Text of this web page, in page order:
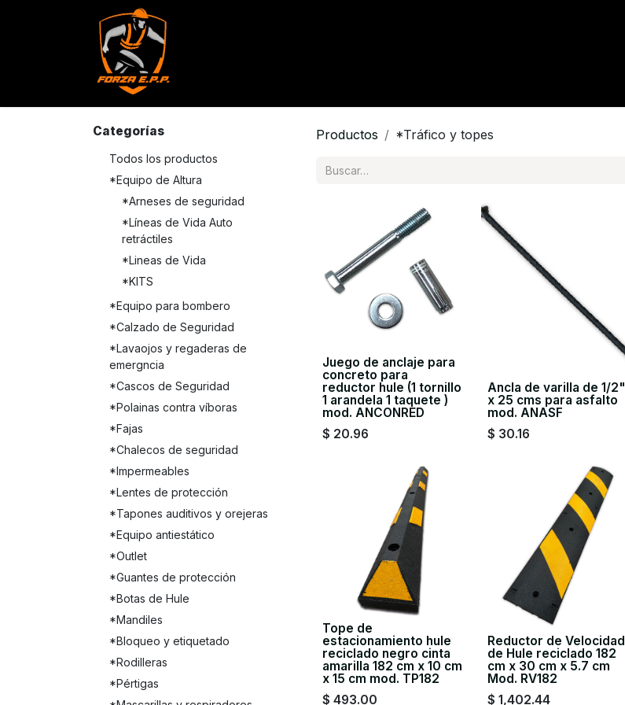
Categorías
Todos los productos
*Equipo de Altura
*Arneses de seguridad
*Líneas de Vida Auto
retráctiles
*Lineas de Vida
*KITS
*Equipo para bombero
*Calzado de Seguridad
*Lavaojos y regaderas de
emergncia
*Cascos de Seguridad
*Polainas contra víboras
*Fajas
*Chalecos de seguridad
*Impermeables
*Lentes de protección
*Tapones auditivos y orejeras
*Equipo antiestático
*Outlet
*Guantes de protección
*Botas de Hule
*Mandiles
*Bloqueo y etiquetado
*Rodilleras
*Pértigas
Productos *Tráfico y topes
Juego de anclaje para
concreto para
reductor hule (1 tornillo
1 arandela 1 taquete )
mod. ANCONRED
$ 20.96
Ancla de varilla de 1/2"
x 25 cms para asfalto
mod. ANASF
$ 30.16
Tope de
estacionamiento hule
reciclado negro cinta
amarilla 182 cm x 10 cm
x 15 cm mod. TP182
$ 493.00
Reductor de Velocidad
de Hule reciclado 182
cm x 30 cm x 5.7 cm
Mod. RV182
$ 1,402.44